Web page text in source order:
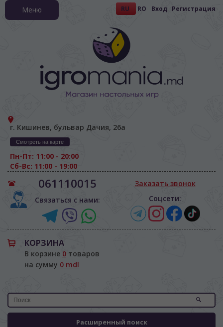
RU RO Вход Регистрация
г. Кишинев, бульвар Дачия, 26а
Смотреть на карте
Пн-Пт: 11:00 - 20:00
Сб-Вс: 11:00 - 19:00
061110015
Связаться с нами:
Заказать звонок
Соцсети:
КОРЗИНА
В корзине 0 товаров
на сумму 0 mdl
Расширенный поиск
Меню